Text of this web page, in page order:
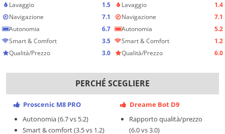
Lavaggio
1.5
Navigazione
7.1
Autonomia
6.7
Smart & Comfort
3.5
Qualità/Prezzo
3.0
Lavaggio
1.4
Navigazione
7.1
Autonomia
5.2
Smart & Comfort
1.2
Qualità/Prezzo
6.0
PERCHÉ SCEGLIERE
Proscenic M8 PRO
Autonomia (6.7 vs 5.2)
Smart & comfort (3.5 vs 1.2)
Dreame Bot D9
Rapporto qualità/prezzo
(6.0 vs 3.0)